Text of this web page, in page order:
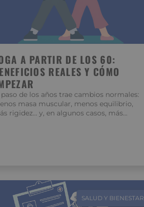
A PARTIR DE LOS 60:
REALES Y CÓMO
paso de los años trae cambios normales:
masa muscular, menos equilibrio,
rigidez… y, en algunos casos, más…
SALUD Y BIENESTAR